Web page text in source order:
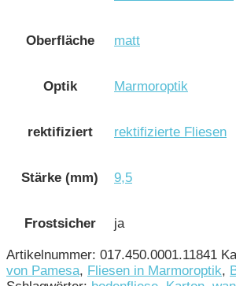
Oberfläche matt
Optik Marmoroptik
rektifiziert rektifizierte Fliesen
Stärke (mm) 9,5
Frostsicher ja
Artikelnummer: 017.450.0001.11841
von Pamesa, Fliesen in Marmoroptik,